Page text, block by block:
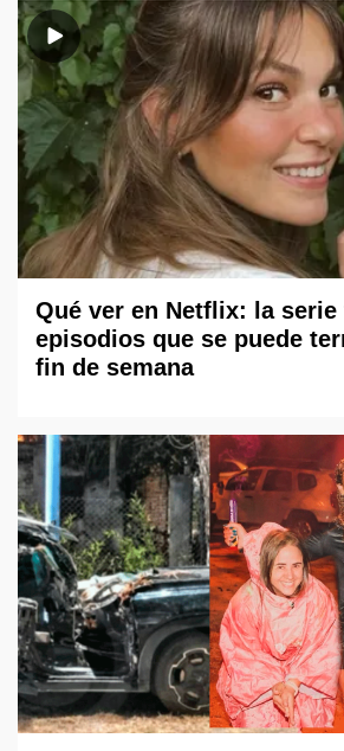
Qué ver en Netflix: la serie
episodios que se puede
fin de semana